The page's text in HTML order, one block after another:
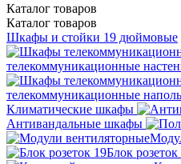
Каталог товаров
Каталог товаров
Шкафы и стойки 19 дюймовые
телекоммуникационные
телекоммуникационные
Климатические шкафы
Антивандальные шкафы
Блок розеток